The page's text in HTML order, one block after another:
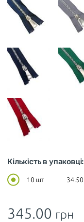
Кількість в упаковці:
10 шт 34.50
345.00 грн